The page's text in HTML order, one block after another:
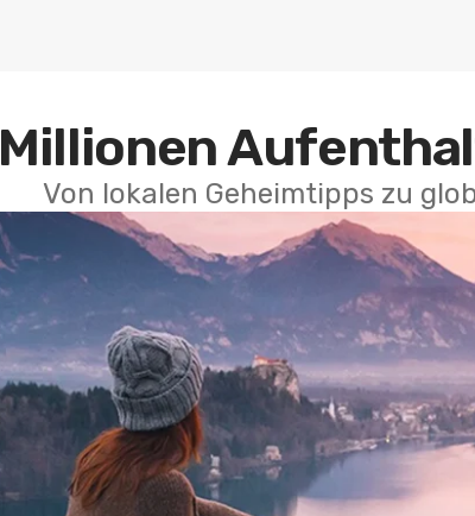
Millionen
Von lokalen Geheimtipps zu